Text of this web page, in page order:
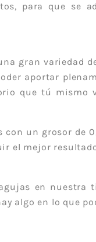
para que se
gran variedad
aportar
que tú mismo
con un grosor de
el mejor
en nuestra
algo en lo que